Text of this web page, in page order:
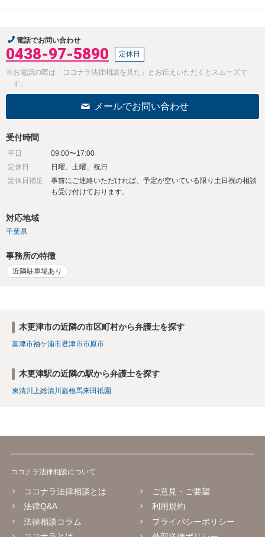
電話でお問い合わせ
0438-97-5890 定休日
※お電話の際は「ココナラ法律相談を見た」とお伝えいただくとスムーズで
す。
メールでお問い合わせ
受付時間
平日
09:00〜17:00
定休日
日曜、土曜、祝日
定休日補足
事前にご連絡いただければ、予定が空いている限り土日祝の相談
も受け付けております。
対応地域
千葉県
事務所の特徴
近隣駐車場あり
木更津市の近隣の市区町村から弁護士を探す
富津市袖ケ浦市君津市市原市
木更津駅の近隣の駅から弁護士を探す
東清川 上総清川 巌根馬来田祇園
ココナラ法律相談について
ココナラ法律相談とは
法律Q&A
法律相談コラム
ご意見・ご要望
利用規約
プライバシーポリシー